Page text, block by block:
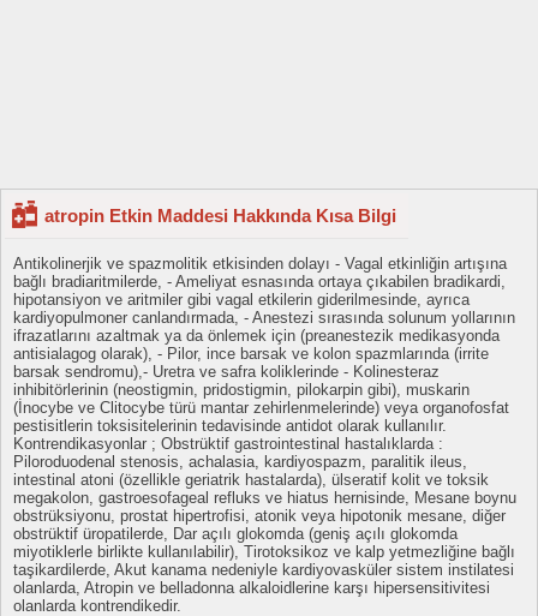
atropin Etkin Maddesi Hakkında Kısa Bilgi
Antikolinerjik ve spazmolitik etkisinden dolayı - Vagal etkinliğin artışına
bağlı bradiaritmilerde, - Ameliyat esnasında ortaya çıkabilen bradikardi,
hipotansiyon ve aritmiler gibi vagal etkilerin giderilmesinde, ayrıca
kardiyopulmoner canlandırmada, - Anestezi sırasında solunum yollarının
ifrazatlarını azaltmak ya da önlemek için (preanestezik medikasyonda
antisialagog olarak), - Pilor, ince barsak ve kolon spazmlarında (irrite
barsak sendromu),- Uretra ve safra koliklerinde - Kolinesteraz
inhibitörlerinin (neostigmin, pridostigmin, pilokarpin gibi), muskarin
(İnocybe ve Clitocybe türü mantar zehirlenmelerinde) veya organofosfat
pestisitlerin toksisitelerinin tedavisinde antidot olarak kullanılır.
Kontrendikasyonlar ; Obstrüktif gastrointestinal hastalıklarda :
Piloroduodenal stenosis, achalasia, kardiyospazm, paralitik ileus,
intestinal atoni (özellikle geriatrik hastalarda), ülseratif kolit ve toksik
megakolon, gastroesofageal refluks ve hiatus hernisinde, Mesane boynu
obstrüksiyonu, prostat hipertrofisi, atonik veya hipotonik mesane, diğer
obstrüktif üropatilerde, Dar açılı glokomda (geniş açılı glokomda
miyotiklerle birlikte kullanılabilir), Tirotoksikoz ve kalp yetmezliğine bağlı
taşikardilerde, Akut kanama nedeniyle kardiyovasküler sistem instilatesi
olanlarda, Atropin ve belladonna alkaloidlerine karşı hipersensitivitesi
olanlarda kontrendikedir.